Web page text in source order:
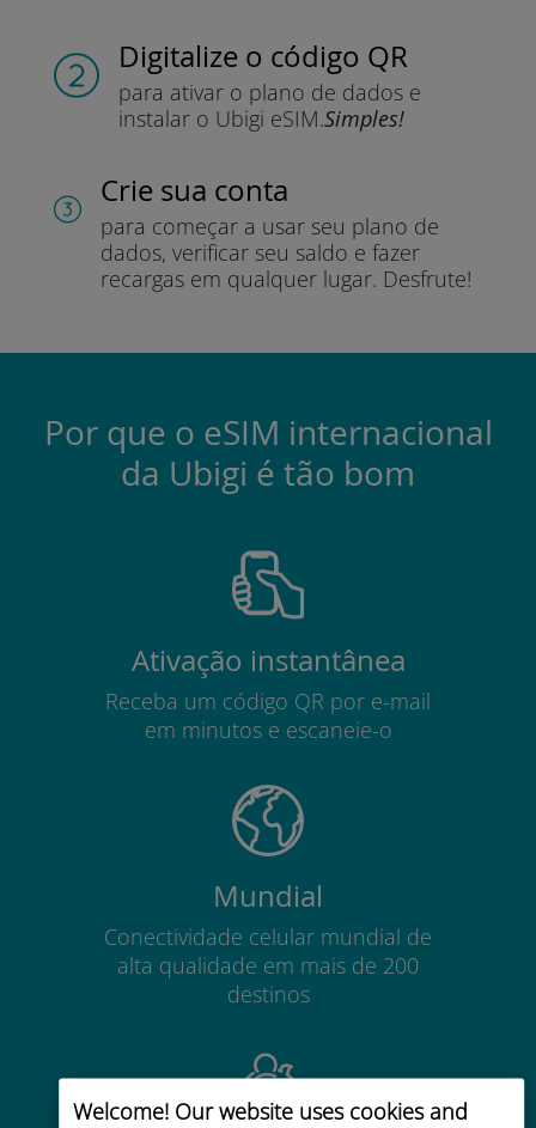
Welcome! Our website uses cookies and
Digitalize o código QR
para ativar o plano de dados e
instalar o Ubigi eSIM.Simples!
Crie sua conta
para começar a usar seu plano de
dados, verificar seu saldo e fazer
recargas em qualquer lugar. Desfrute!
Por que o eSIM internacional
da Ubigi é tão bom
Ativação instantânea
Receba um código QR por e-mail
em minutos e escaneie-o
Mundial
Conectividade celular mundial de
alta qualidade em mais de 200
destinos